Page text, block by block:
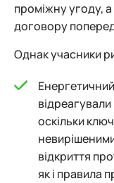
проміжну угоду,
договору
Однак учасники
оскільки
відкриття
як і правила